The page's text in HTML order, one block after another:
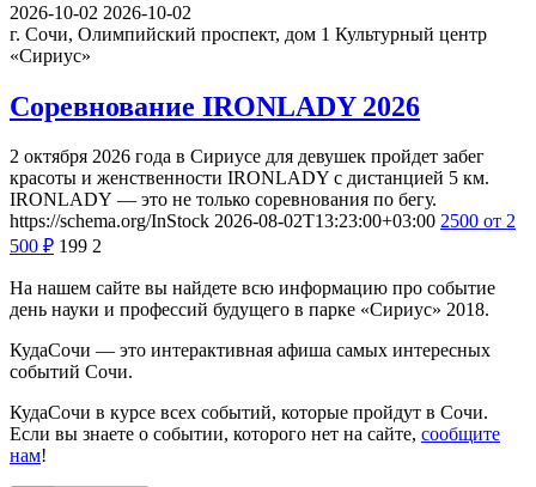
2026-10-02 2026-10-02
г. Сочи, Олимпийский проспект, дом 1 Культурный центр
«Сириус»
Соревнование IRONLADY 2026
2 октября 2026 года в Сириусе для девушек пройдет забег
красоты и женственности IRONLADY с дистанцией 5 км.
IRONLADY — это не только соревнования по бегу.
https://schema.org/InStock 2026-08-02T13:23:00+03:00 2500 от 2
500 ₽ 199 2
На нашем сайте вы найдете всю информацию про событие
день науки и профессий будущего в парке «Сириус» 2018.
КудаСочи — это интерактивная афиша самых интересных
событий Сочи.
КудаСочи в курсе всех событий, которые пройдут в Сочи.
Если вы знаете о событии, которого нет на сайте, сообщите
нам!